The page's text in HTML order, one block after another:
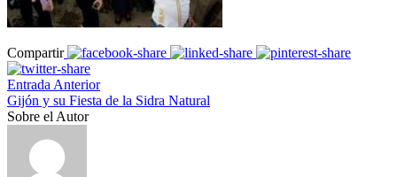
Compartir
Entrada Anterior
Gijón y su Fiesta de la Sidra Natural
Sobre el Autor